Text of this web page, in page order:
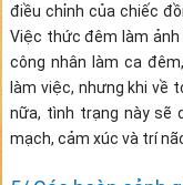
điều chỉnh của chiếc
Việc thức đêm làm
công nhân làm ca
làm việc, nhưng khi về
nữa, tình trạng này sẽ
mạch, cảm xúc và trí